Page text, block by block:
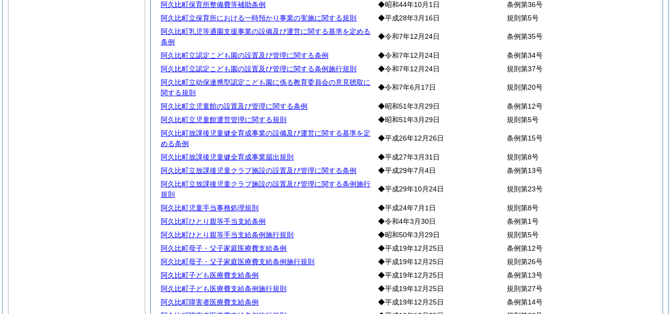
阿久比町保育所整備費等補助条例
◆昭和44年10月1日
条例第36号
阿久比町立保育所における一時預かり事業の実施に関する規則
◆平成28年3月16日
規則第5号
阿久比町乳児等通園支援事業の設備及び運営に関する基準を定める
条例
◆令和7年12月24日 条例第35号
阿久比町立認定こども園の設置及び管理に関する条例 ◆令和7年12月24日
条例第34号
阿久比町立認定こども園の設置及び管理に関する条例施行規則
◆令和7年12月24日
規則第37号
阿久比町立幼保連携型認定こども園に係る教育委員会の意見聴取に
関する規則
◆令和7年6月17日 規則第20号
阿久比町立児童館の設置及び管理に関する条例 ◆昭和51年3月29日
条例第12号
阿久比町立児童館運営管理に関する規則
◆昭和51年3月29日
規則第5号
阿久比町放課後児童健全育成事業の設備及び運営に関する基準を定
める条例
◆平成26年12月26日 条例第15号
阿久比町放課後児童健全育成事業届出規則 ◆平成27年3月31日
規則第8号
阿久比町立放課後児童クラブ施設の設置及び管理に関する条例
◆平成29年7月4日
条例第13号
阿久比町立放課後児童クラブ施設の設置及び管理に関する条例施行
規則
◆平成29年10月24日 規則第23号
阿久比町児童手当事務処理規則 ◆平成24年7月1日
規則第8号
阿久比町ひとり親等手当支給条例
◆令和4年3月30日
条例第1号
阿久比町ひとり親等手当支給条例施行規則
◆昭和50年3月29日
規則第5号
阿久比町母子・父子家庭医療費支給条例
◆平成19年12月25日
条例第12号
阿久比町母子・父子家庭医療費支給条例施行規則
◆平成19年12月25日
規則第26号
阿久比町子ども医療費支給条例
◆平成19年12月25日
条例第13号
阿久比町子ども医療費支給条例施行規則
◆平成19年12月25日
規則第27号
阿久比町障害者医療費支給条例
◆平成19年12月25日
条例第14号